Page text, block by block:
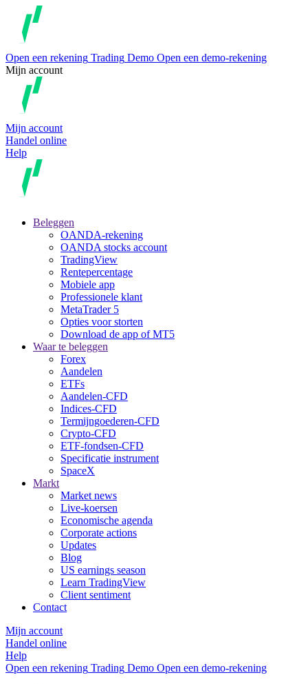
Open een rekening Trading Demo Open een demo-rekening
Mijn account
Mijn account
Handel online
Help
Beleggen
OANDA-rekening
OANDA stocks account
TradingView
Rentepercentage
Mobiele app
Professionele klant
MetaTrader 5
Opties voor storten
Download de app of MT5
Waar te beleggen
Forex
Aandelen
ETFs
Aandelen-CFD
Indices-CFD
Termijngoederen-CFD
Crypto-CFD
ETF-fondsen-CFD
Specificatie instrument
SpaceX
Markt
Market news
Live-koersen
Economische agenda
Corporate actions
Updates
Blog
US earnings season
Learn TradingView
Client sentiment
Contact
Mijn account
Handel online
Help
Open een rekening Trading Demo Open een demo-rekening